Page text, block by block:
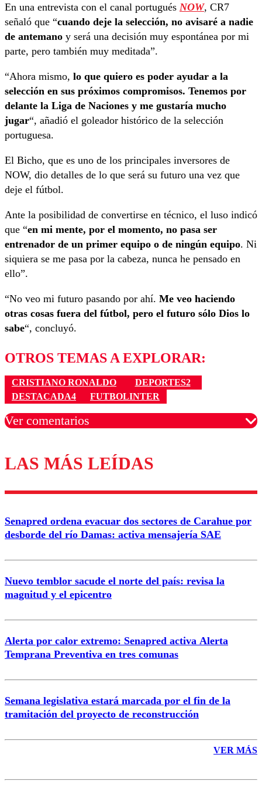
En una entrevista con el canal portugués NOW, CR7
señaló que “cuando deje la selección, no avisaré a nadie
de antemano y será una decisión muy espontánea por mi
parte, pero también muy meditada”.
“Ahora mismo, lo que quiero es poder ayudar a la
selección en sus próximos compromisos. Tenemos por
delante la Liga de Naciones y me gustaría mucho
jugar“, añadió el goleador histórico de la selección
portuguesa.
El Bicho, que es uno de los principales inversores de
NOW, dio detalles de lo que será su futuro una vez que
deje el fútbol.
Ante la posibilidad de convertirse en técnico, el luso indicó
que “en mi mente, por el momento, no pasa ser
entrenador de un primer equipo o de ningún equipo. Ni
siquiera se me pasa por la cabeza, nunca he pensado en
ello”.
“No veo mi futuro pasando por ahí. Me veo haciendo
otras cosas fuera del fútbol, pero el futuro sólo Dios lo
sabe“, concluyó.
OTROS TEMAS A EXPLORAR:
CRISTIANO RONALDO
DEPORTES2
DESTACADA4
FUTBOLINTER
Ver comentarios
Los comentarios son moderados para garantizar un
diálogo respetuoso.
Correo
LAS MÁS LEÍDAS
Senapred ordena evacuar dos sectores de Carahue por
desborde del río Damas: activa mensajería SAE
Nuevo temblor sacude el norte del país: revisa la
magnitud y el epicentro
Alerta por calor extremo: Senapred activa Alerta
Temprana Preventiva en tres comunas
Semana legislativa estará marcada por el fin de la
tramitación del proyecto de reconstrucción
VER MÁS